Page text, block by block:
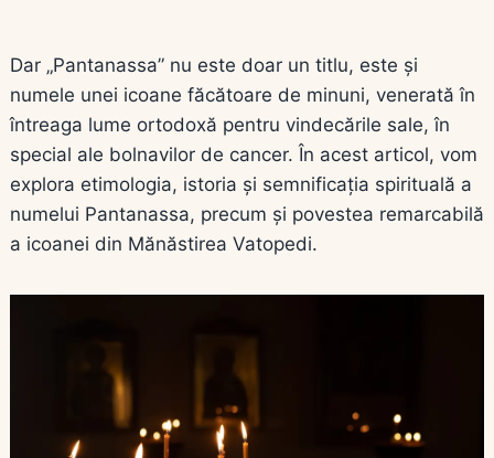
Dar „Pantanassa” nu este doar un titlu, este și
numele unei icoane făcătoare de minuni, venerată în
întreaga lume ortodoxă pentru vindecările sale, în
special ale bolnavilor de cancer. În acest articol, vom
explora etimologia, istoria și semnificația spirituală a
numelui Pantanassa, precum și povestea remarcabilă
a icoanei din Mănăstirea Vatopedi.